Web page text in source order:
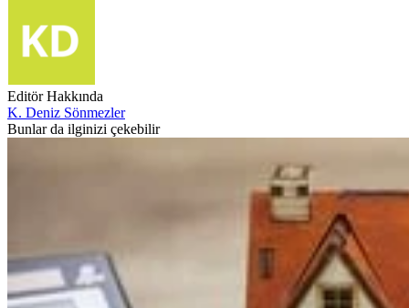
Editör Hakkında
K. Deniz Sönmezler
Bunlar da ilginizi çekebilir